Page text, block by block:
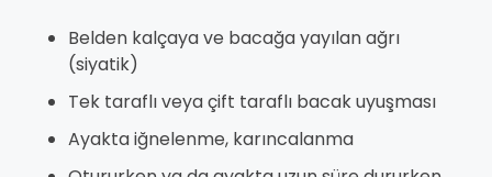
Belden kalçaya ve bacağa yayılan ağrı
(siyatik)
Tek taraflı veya çift taraflı bacak uyuşması
Ayakta iğnelenme, karıncalanma